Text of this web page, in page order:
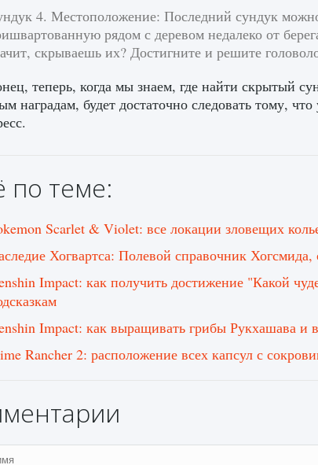
4. Местоположение: Последний сундук
рядом с деревом недалеко от
скрываешь их? Достигните и решите
теперь, когда мы знаем, где найти скрытый
наградам, будет достаточно следовать тому,
по теме:
Scarlet & Violet: все локации зловещих
Хогвартса: Полевой справочник
Impact: как получить достижение "Какой
Impact: как выращивать грибы Рукхашава и
Rancher 2: расположение всех капсул с